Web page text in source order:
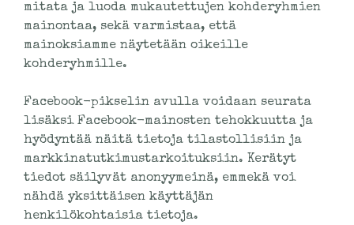
mitata ja luoda mukautettujen kohderyhmien
mainontaa, sekä varmistaa, että
mainoksiamme näytetään oikeille
kohderyhmille.
Facebook-pikselin avulla voidaan seurata
lisäksi Facebook-mainosten tehokkuutta ja
hyödyntää näitä tietoja tilastollisiin ja
markkinatutkimustarkoituksiin. Kerätyt
tiedot säilyvät anonyymeinä, emmekä voi
nähdä yksittäisen käyttäjän
henkilökohtaisia tietoja.